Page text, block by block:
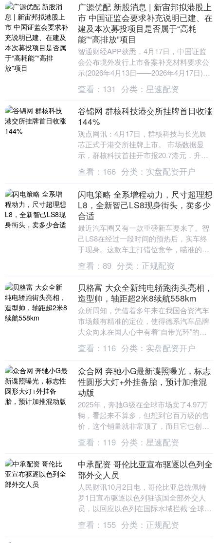
广源优配 新股消息 | 新宙邦拟港股上
市 中国证监会要求补充说明已建、在
建及本次募投项目是否属于“高耗
能”“高排放”项目
智通财经APP获悉，4月17日，中国证监
会公布境外发行上市备案补充材料要求公
示(2026年4月13日——2026年4月17日)。
中国证监会国际司共对7家企业出具....
查看： 131 分类： 星速配资
谷锦网 群核科技港交所挂牌首日收涨
144%
观点网讯：4月17日，群核科技与长光辰
芯正式于港交所挂牌上市。 市场数据显
示，群核科技首挂开市报20.7港元，升
172%，全日收报18.6港元高144%，每手
5....
查看： 166 分类： 实盘配资开户
闪电策略 全系增程动力，尺寸超理想
L8，全新智己LS8现身街头，卖多少
合适
最近汽车圈又有一款重磅新车要来了。智
己LS8在经过一段时间的预热后，实车终
于现身。这款车主打错位竞争，瞄准的是
问界M8、腾势N8L这些热门车型，预计本
月内正式发....
查看： 89 分类： 正规配资
贝格富 大众全新纯电轿跑街头亮相，
造型帅，轴距超2米8续航558km
众所周知，凭借着多年来在我国合资汽车
市场颇有精准的定位，使得德系汽车品牌
大众向来在国人心中有着“自带光环”的味
道。然而，作为除南北大众以外的第三大
合资品牌，大众....
查看： 116 分类： 实盘配资开户
众合网 奔驰小G最新谍照曝光，标志
性圆形大灯+外挂备胎，预计加推混
动版
2025年，奔驰G级在全球市场卖了4.97万
辆，看起来不算多，但想到它百万级的售
价，这个销量就非常顶了，而且它也创了
自己销量的历史新高。与此同时，奔驰还
打算推出....
查看： 119 分类： 星速配资
中承配资 哥伦比亚宣布驱逐以色列全
部外交人员
人民财讯10月2日电，哥伦比亚总统佩特
罗1日宣布驱逐以色列驻该国全部外交人
员，以回应以色列在国际水域拦截“全球坚
韧船队”时扣押两名哥伦比亚公民。 佩特
罗当天通过....
查看： 155 分类： 正规配资